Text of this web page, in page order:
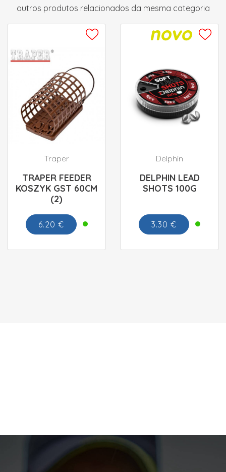
outros produtos relacionados da mesma categoria
Traper
TRAPER FEEDER
KOSZYK GST 60CM
(2)
6.20 €
Delphin
DELPHIN LEAD
SHOTS 100G
3.30 €